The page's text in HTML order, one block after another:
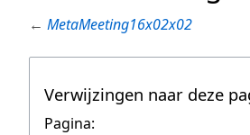
← MetaMeeting16x02x02
Verwijzingen naar deze
Pagina: